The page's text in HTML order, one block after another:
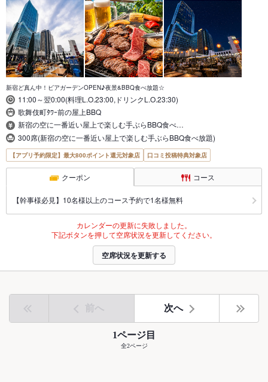
新宿ど真ん中！ビアガーデンOPEN♪夜景&BBQ食べ放題☆
11:00～翌0:00(料理L.O.23:00,ドリンクL.O.23:30)
歌舞伎町ﾀﾜｰ前の屋上BBQ
新宿の空に一番近い屋上で楽しむ手ぶらBBQ食べ…
300席(新宿の空に一番近い屋上で楽しむ手ぶらBBQ食べ放題)
【アプリ予約限定】最大800ポイント還元対象店 口コミ投稿特典対象店
クーポン コース
【幹事様必見】10名様以上のコース予約で1名様無料
カレンダーの更新に失敗しました。
下記ボタンを押して空席状況を更新してください。
空席状況を更新する
前へ 次へ
1ページ目
全2ページ